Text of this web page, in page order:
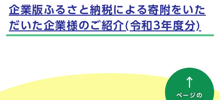
企業版ふるさと納税による寄附をいた
だいた企業様のご紹介(令和3年度分)
ページの